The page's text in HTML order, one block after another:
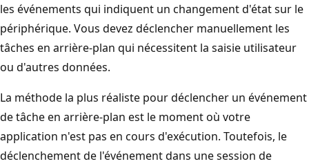
les événements qui indiquent un changement d'état sur le
périphérique. Vous devez déclencher manuellement les
tâches en arrière-plan qui nécessitent la saisie utilisateur
ou d'autres données.
La méthode la plus réaliste pour déclencher un événement
de tâche en arrière-plan est le moment où votre
application n'est pas en cours d'exécution. Toutefois, le
déclenchement de l'événement dans une session de